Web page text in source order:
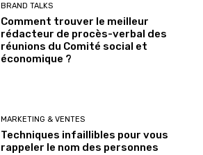
BRAND TALKS
Comment trouver le meilleur
rédacteur de procès-verbal des
réunions du Comité social et
économique ?
MARKETING & VENTES
Techniques infaillibles pour vous
rappeler le nom des personnes